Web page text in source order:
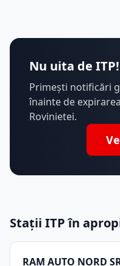
Nu uita de ITP!
Primești notificări
înainte de
Rovinietei.
Stații ITP în
RAM AUTO NORD